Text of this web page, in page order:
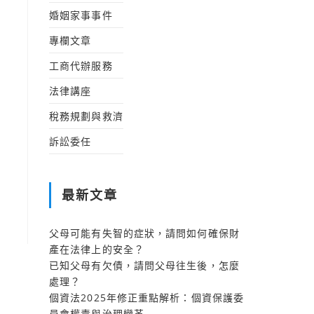
婚姻家事事件
專欄文章
工商代辦服務
法律講座
稅務規劃與救濟
訴訟委任
最新文章
父母可能有失智的症狀，請問如何確保財
產在法律上的安全？
已知父母有欠債，請問父母往生後，怎麼
處理？
個資法2025年修正重點解析：個資保護委